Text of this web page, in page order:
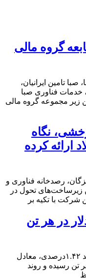
۶ شرکت‌ تابعه گروه مالی
تامین ایرانیان،
خدمات فناوری صبا
زیر مجموعه گروه مالی
نگاه
ارائه کرده
رصدخانه فناوری و
زیرساخت‌های تحول در
شرکت با تکیه بر
از ۱۴هزار دلار در هر تن
قیمت جهانی مس در معاملات اخیر با رشد ۱.۴۲درصدی، معادل
و ۴۷.۹۷ دلار در هر تن رسیده و روند